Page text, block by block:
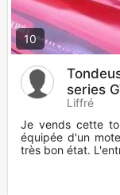
10
series
Liffré
Je vends cette
équipée d'un
très bon état.